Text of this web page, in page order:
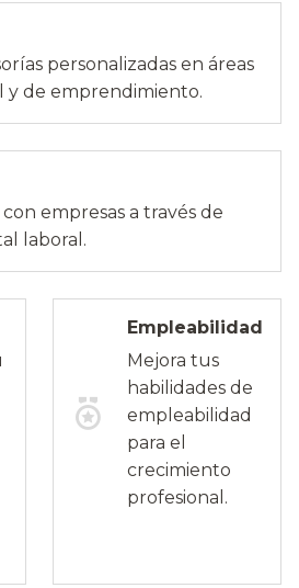
personalizadas en áreas
y de emprendimiento.
empresas a través de
laboral.
Empleabilidad
Mejora tus
habilidades de
empleabilidad
para el
crecimiento
profesional.